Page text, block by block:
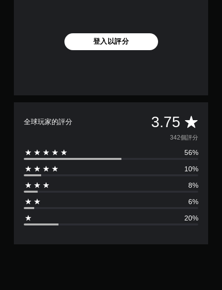
登入以評分
全球玩家的評分 3.75 平
均
評
分
3
7
342個評分
56%
10%
8%
6%
20%